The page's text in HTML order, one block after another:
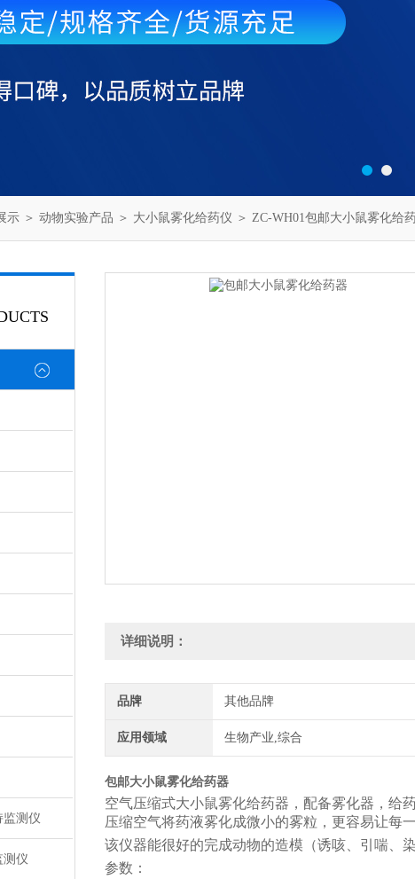
示 ＞ 动物实验产品 ＞ 大小鼠雾化给药仪 ＞ ZC-WH01包邮大小鼠雾化给
监测仪
测仪
详细说明：
品牌 其他品牌
应用领域 生物产业,综合
包邮大小鼠雾化给药器
空气压缩式大小鼠雾化给药器，配备雾化器，给
压缩空气将药液雾化成微小的雾粒，更容易让每
该仪器能很好的完成动物的造模（诱咳、引喘、
参数：